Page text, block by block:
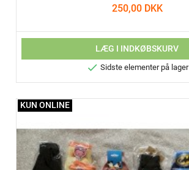
250,00 DKK
LÆG I INDKØBSKURV
 Sidste elementer på lager
KUN ONLINE